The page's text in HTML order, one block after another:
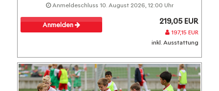
Anmeldeschluss 10. August 2026, 12:00 Uhr
Anmelden 219,05 EUR
197,15 EUR
inkl. Ausstattung